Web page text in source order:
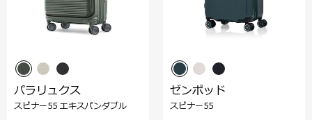
パラリュクス
スピナー55 エキスパンダブル
ゼンポッド
スピナー55